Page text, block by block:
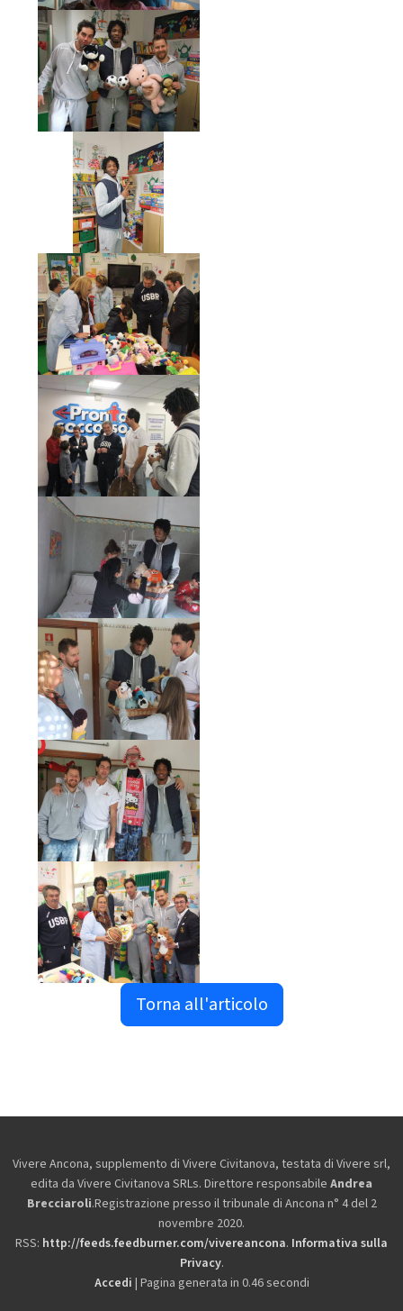
Torna all'articolo
Vivere Ancona, supplemento di Vivere Civitanova, testata di Vivere srl,
edita da Vivere Civitanova SRLs. Direttore responsabile Andrea
Brecciaroli.Registrazione presso il tribunale di Ancona n° 4 del 2
novembre 2020.
RSS: http://feeds.feedburner.com/vivereancona. Informativa sulla
Privacy.
Accedi | Pagina generata in 0.46 secondi